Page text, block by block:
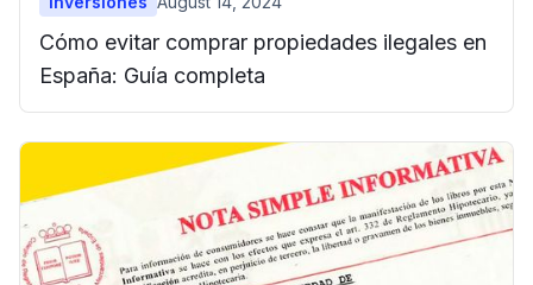
Cómo evitar comprar propiedades ilegales en
España: Guía completa